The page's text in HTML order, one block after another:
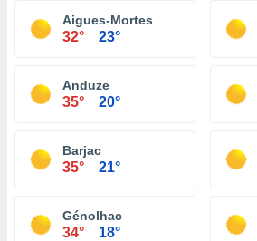
Aigues-Mortes
32° 23°
Anduze
35° 20°
Barjac
35° 21°
Génolhac
34° 18°